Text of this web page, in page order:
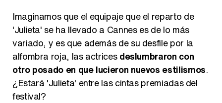
Imaginamos que el equipaje que el reparto de
'Julieta' se ha llevado a Cannes es de lo más
variado, y es que además de su desfile por la
alfombra roja, las actricesdeslumbraron con
otro posado en que lucieron nuevos estilismos.
¿Estará 'Julieta' entre las cintas premiadas del
festival?